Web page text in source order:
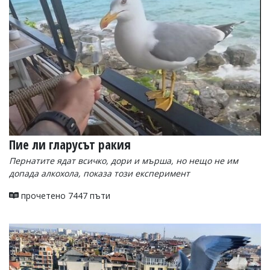
УКРАЙНА
СПОРТ
РАЗСЛЕДВАНЕ
БИЗНЕС
ЮГ
Управители:
Веселин
Василев,
email:
v.vasilev@flagman.bg
Катя
Касабова,
Иван
Колев,
email:
office@flagman.bg
Пие ли гларусът ракия
Пернатите ядат всичко, дори и мърша, но нещо не им
допада алкохола, показа този експеримент
прочетено 7447 пъти